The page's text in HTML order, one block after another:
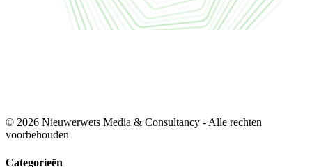
© 2026 Nieuwerwets Media & Consultancy - Alle rechten
voorbehouden
Categorieën